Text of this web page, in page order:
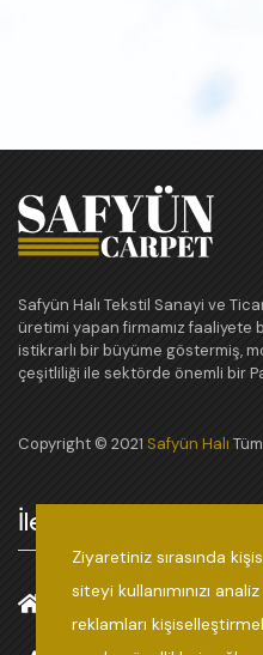
Safyün Halı Tekstil Sanayi ve
üretimi yapan firmamız faaliyete
istikrarlı bir büyüme göstermiş,
çeşitliliği ile sektörde önemli bir
Copyright © 2021 Safyün Halı
İletişim
5.OSB, 83545 NOLU
Şehitkamil/Gaziantep
Ziyaretiniz sırasında
siteyi kullanımınızı
reklamları